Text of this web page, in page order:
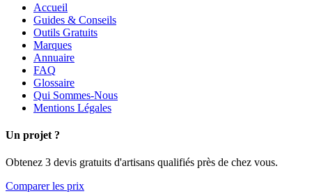
Accueil
Guides & Conseils
Outils Gratuits
Marques
Annuaire
FAQ
Glossaire
Qui Sommes-Nous
Mentions Légales
Un projet ?
Obtenez 3 devis gratuits d'artisans qualifiés près de chez vous.
Comparer les prix